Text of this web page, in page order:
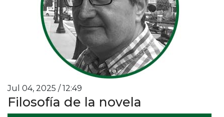
Jul 04, 2025 / 12:49
Filosofía de la novela